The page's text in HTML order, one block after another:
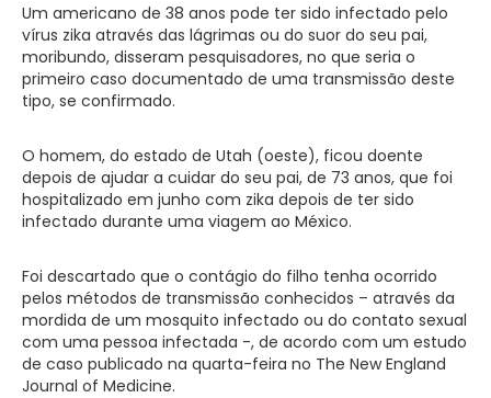
Um americano de 38 anos pode ter sido infectado pelo
vírus zika através das lágrimas ou do suor do seu pai,
moribundo, disseram pesquisadores, no que seria o
primeiro caso documentado de uma transmissão deste
tipo, se confirmado.
O homem, do estado de Utah (oeste), ficou doente
depois de ajudar a cuidar do seu pai, de 73 anos, que foi
hospitalizado em junho com zika depois de ter sido
infectado durante uma viagem ao México.
Foi descartado que o contágio do filho tenha ocorrido
pelos métodos de transmissão conhecidos – através da
mordida de um mosquito infectado ou do contato sexual
com uma pessoa infectada -, de acordo com um estudo
de caso publicado na quarta-feira no The New England
Journal of Medicine.